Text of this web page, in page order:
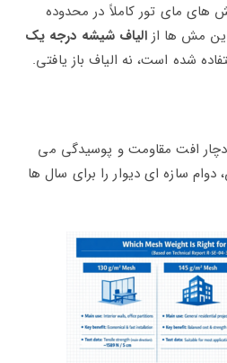
های مای‌ تور کاملاً در محدوده
این مش‌ ها ازالیاف شیشه درجه یک
شده است، نه الیاف باز یافتی.
دچار افت مقاومت و پوسیدگی می‌
سازه‌ ای دیوار را برای سال‌ ها